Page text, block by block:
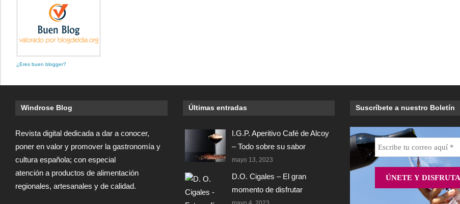
¿Eres buen blogger?
Windrose Blog
Revista digital dedicada a dar a conocer,
poner en valor y promover la gastronomía y
cultura española; con especial
atención a productos de alimentación
regionales, artesanales y de calidad.
Últimas entradas
I.G.P. Aperitivo Café de Alcoy
– Todo sobre su sabor
mayo 13, 2023
D.O. Cigales – El gran
momento de disfrutar
Suscríbete a nuestro Boletín